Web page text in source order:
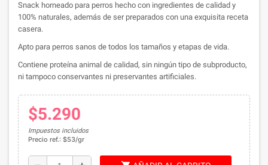
Snack horneado para perros hecho con ingredientes de calidad y
100% naturales, además de ser preparados con una exquisita receta
casera.
Apto para perros sanos de todos los tamaños y etapas de vida.
Contiene proteína animal de calidad, sin ningún tipo de subproducto,
ni tampoco conservantes ni preservantes artificiales.
$5.290
Impuestos incluidos
Precio ref.: $53/gr